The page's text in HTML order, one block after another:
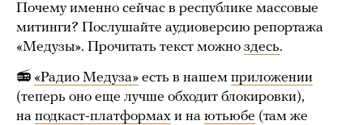
Почему именно сейчас в республике массовые
митинги? Послушайте аудиоверсию репортажа
«Медузы». Прочитать текст можно здесь.
📻 «Радио Медуза» есть в нашем приложении
(теперь оно еще лучше обходит блокировки),
на подкаст-платформах и на ютьюбе (там же